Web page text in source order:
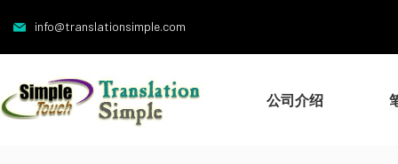
info@translationsimple.com
公司介绍